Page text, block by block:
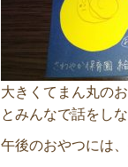
大きくてまん丸の
とみんなで話をし
午後のおやつには